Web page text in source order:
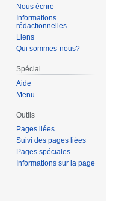
Nous écrire
Informations
rédactionnelles
Liens
Qui sommes-nous?
Spécial
Aide
Menu
Outils
Pages liées
Suivi des pages liées
Pages spéciales
Informations sur la page